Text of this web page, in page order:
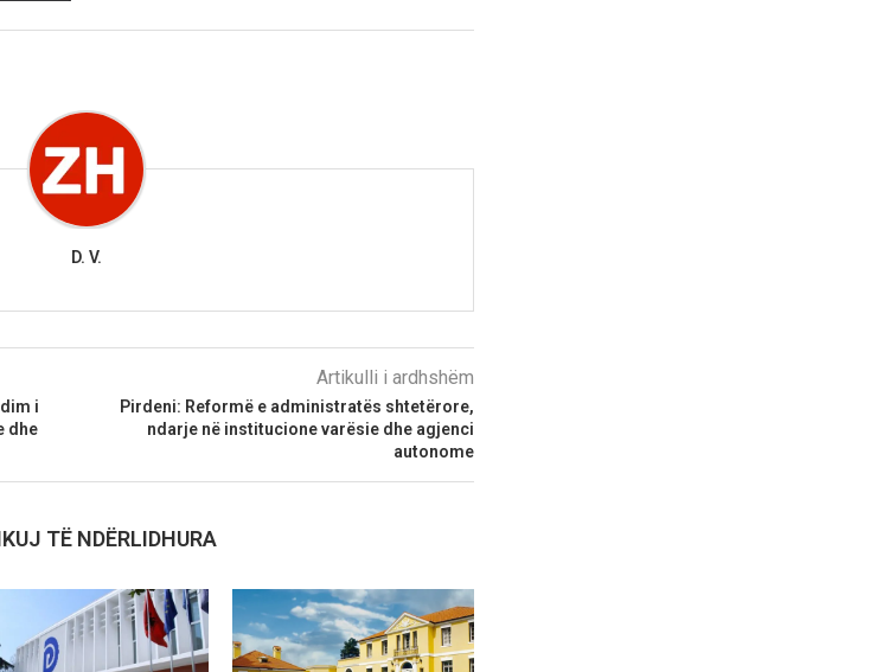
D. V.
i
dhe
Artikulli i ardhshëm
Pirdeni: Reformë e administratës shtetërore,
ndarje në institucione varësie dhe agjenci
autonome
TË NDËRLIDHURA